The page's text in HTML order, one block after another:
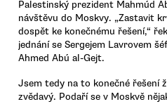
Palestinský prezident Mahmúd
návštěvu do Moskvy. „Zastavit
dospět ke konečnému řešení,“
jednání se Sergejem Lavrovem
Ahmed Abú al-Gejt.
Jsem tedy na to konečné řešení
zvědavý. Podaří se v Moskvě